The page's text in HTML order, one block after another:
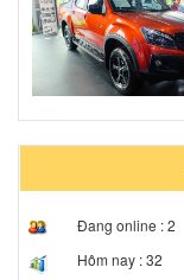
Đang online :2
Hôm nay :32